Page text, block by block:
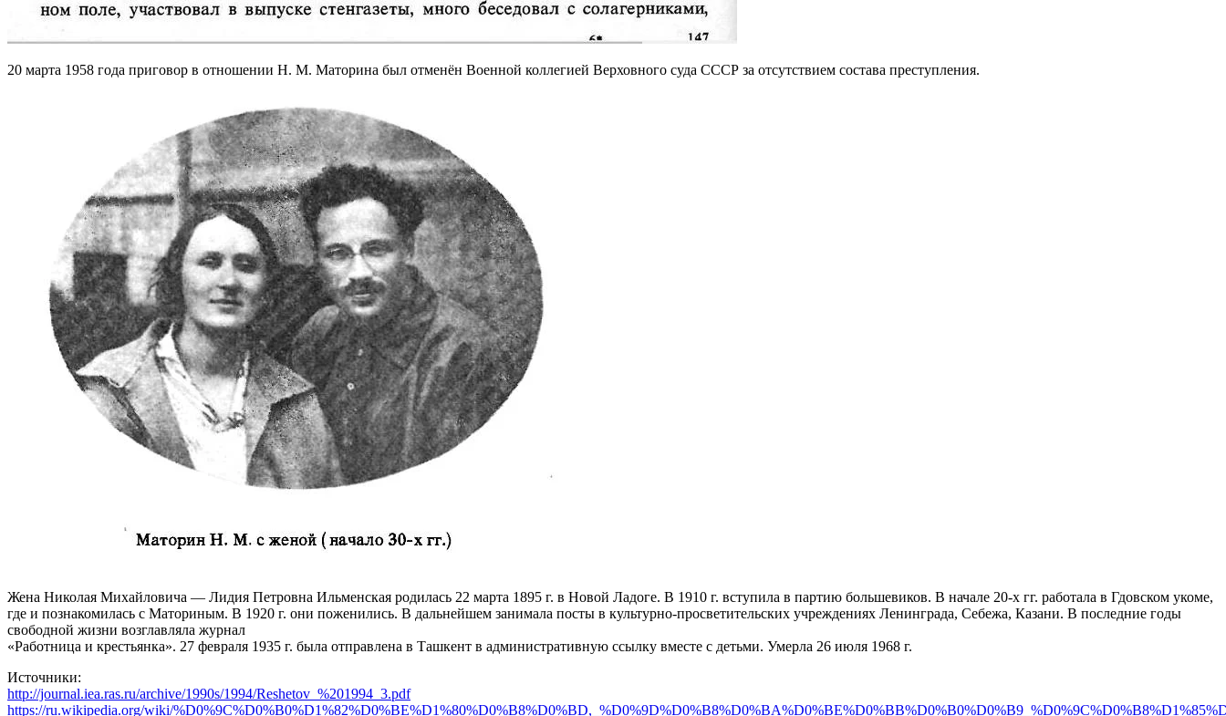
20 марта 1958 года приговор в отношении Н. М. Маторина был отменён Военной коллегией Верховного суда СССР за отсутствием состава преступления.
Жена Николая Михайловича — Лидия Петровна Ильменская родилась 22 марта 1895 г. в Новой Ладоге. В 1910 г. вступила в партию большевиков. В начале 20-х гг. работала в Гдовском укоме,
где и познакомилась с Маториным. В 1920 г. они поженились. В дальнейшем занимала посты в культурно-просветительских учреждениях Ленинграда, Себежа, Казани. В последние годы
свободной жизни возглавляла журнал
«Работница и крестьянка». 27 февраля 1935 г. была отправлена в Ташкент в административную ссылку вместе с детьми. Умерла 26 июля 1968 г.
Источники:
http://journal.iea.ras.ru/archive/1990s/1994/Reshetov_%201994_3.pdf
https://ru.wikipedia.org/wiki/